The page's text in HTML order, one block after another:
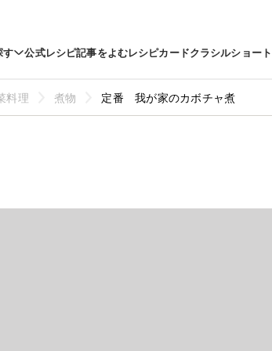
す 公式レシピ記事をよむレシピカードクラシルショート
料理 煮物 定番 我が家のカボチャ煮